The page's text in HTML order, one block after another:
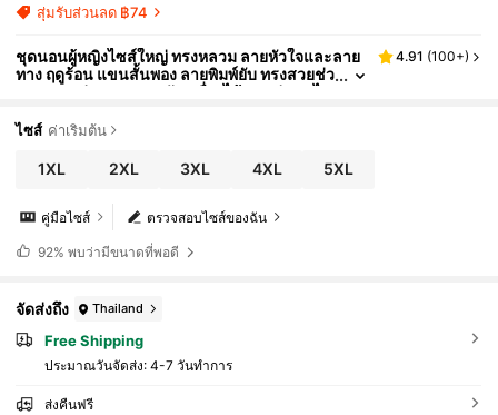
สุ่มรับส่วนลด ฿74
ชุดนอนผู้หญิงไซส์ใหญ่ ทรงหลวม ลายหัวใจและลาย
ทาง ฤดูร้อน แขนสั้นพอง ลายพิมพ์ยับ ทรงสวยช่ว
4.91 (100+)
ไซส์ ค่าเริ่มต้น
1XL 2XL 3XL 4XL 5XL
ตรวจสอบไซส์ของฉัน
คู่มือไซส์
92% พบว่ามีขนาดที่พอดี
จัดส่งถึง Thailand
Free Shipping
ประมาณวันจัดส่ง: 4-7 วันทำการ
ส่งคืนฟรี